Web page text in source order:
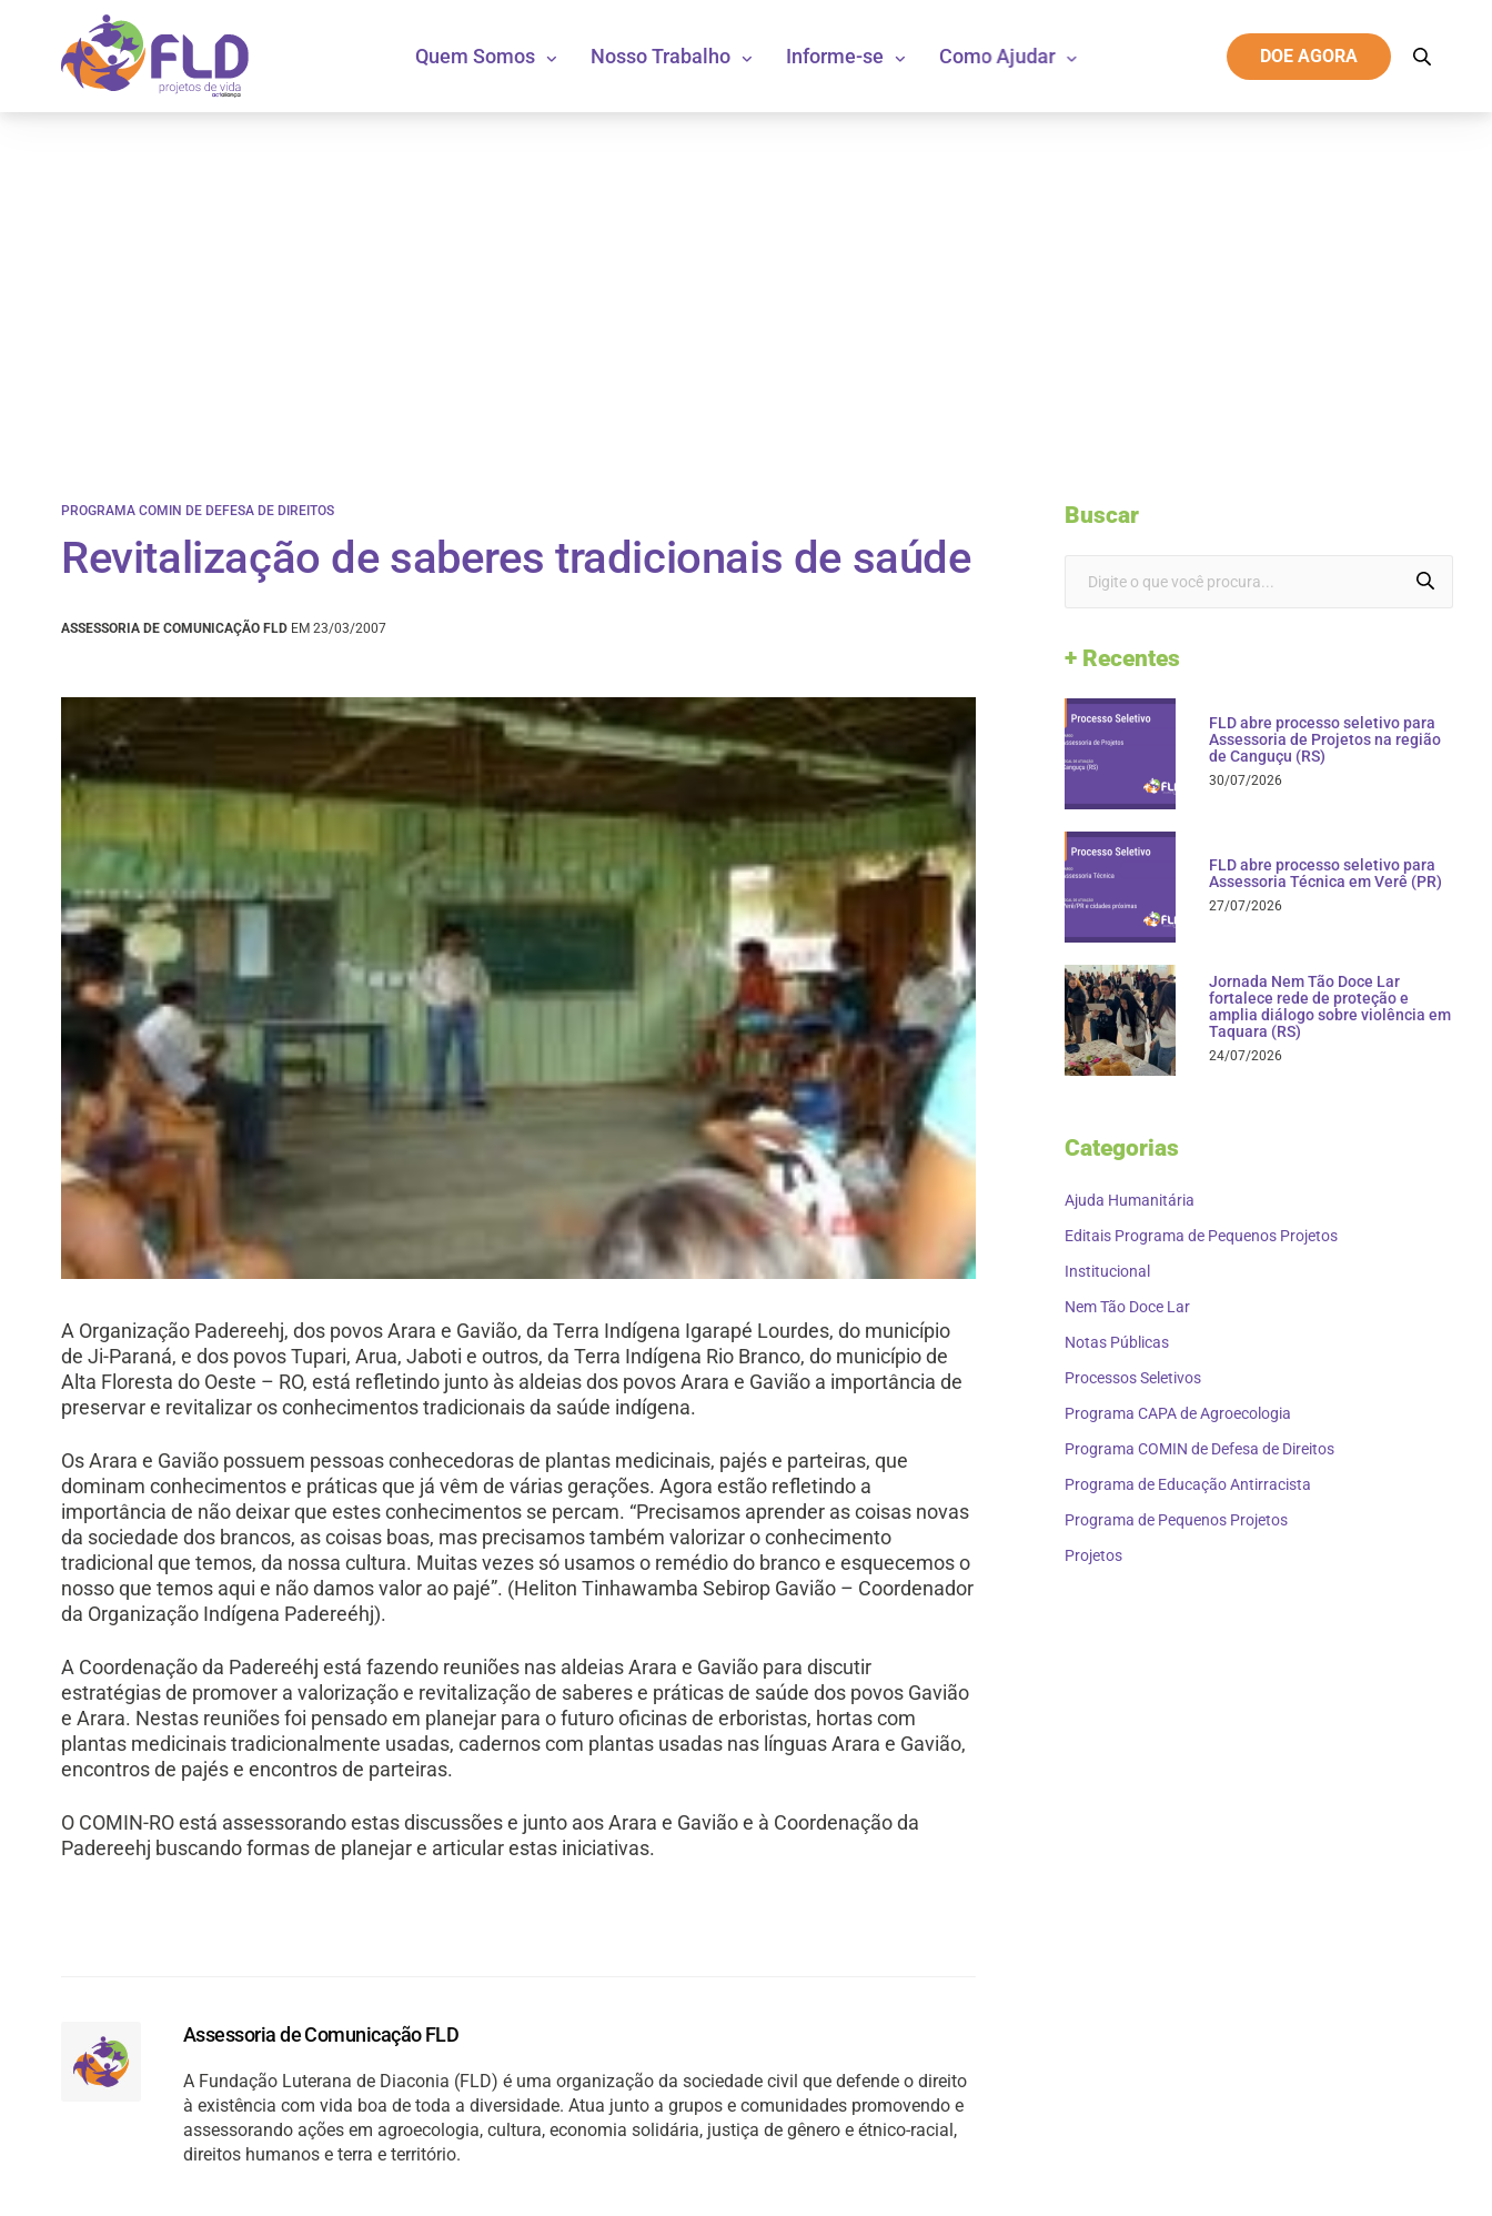
Quem Somos Nosso Trabalho Informe-se Como Ajudar DOE AGORA
PROGRAMA COMIN DE DEFESA DE DIREITOS
Revitalização de saberes tradicionais de saúde
ASSESSORIA DE COMUNICAÇÃO FLD EM 23/03/2007
A Organização Padereehj, dos povos Arara e Gavião, da Terra Indígena Igarapé Lourdes, do município
de Ji-Paraná, e dos povos Tupari, Arua, Jaboti e outros, da Terra Indígena Rio Branco, do município de
Alta Floresta do Oeste – RO, está refletindo junto às aldeias dos povos Arara e Gavião a importância de
preservar e revitalizar os conhecimentos tradicionais da saúde indígena.
Os Arara e Gavião possuem pessoas conhecedoras de plantas medicinais, pajés e parteiras, que
dominam conhecimentos e práticas que já vêm de várias gerações. Agora estão refletindo a
importância de não deixar que estes conhecimentos se percam. “Precisamos aprender as coisas novas
da sociedade dos brancos, as coisas boas, mas precisamos também valorizar o conhecimento
tradicional que temos, da nossa cultura. Muitas vezes só usamos o remédio do branco e esquecemos o
nosso que temos aqui e não damos valor ao pajé”. (Heliton Tinhawamba Sebirop Gavião – Coordenador
da Organização Indígena Padereéhj).
A Coordenação da Padereéhj está fazendo reuniões nas aldeias Arara e Gavião para discutir
estratégias de promover a valorização e revitalização de saberes e práticas de saúde dos povos Gavião
e Arara. Nestas reuniões foi pensado em planejar para o futuro oficinas de erboristas, hortas com
plantas medicinais tradicionalmente usadas, cadernos com plantas usadas nas línguas Arara e Gavião,
encontros de pajés e encontros de parteiras.
O COMIN-RO está assessorando estas discussões e junto aos Arara e Gavião e à Coordenação da
Padereehj buscando formas de planejar e articular estas iniciativas.
Assessoria de Comunicação FLD
A Fundação Luterana de Diaconia (FLD) é uma organização da sociedade civil que defende o direito
à existência com vida boa de toda a diversidade. Atua junto a grupos e comunidades promovendo e
assessorando ações em agroecologia, cultura, economia solidária, justiça de gênero e étnico-racial,
direitos humanos e terra e território.
Buscar
+ Recentes
FLD abre processo seletivo para
Assessoria de Projetos na região
de Canguçu (RS)
30/07/2026
FLD abre processo seletivo para
Assessoria Técnica em Verê (PR)
27/07/2026
Jornada Nem Tão Doce Lar
fortalece rede de proteção e
amplia diálogo sobre violência em
Taquara (RS)
24/07/2026
Categorias
Ajuda Humanitária
Editais Programa de Pequenos Projetos
Institucional
Nem Tão Doce Lar
Notas Públicas
Processos Seletivos
Programa CAPA de Agroecologia
Programa COMIN de Defesa de Direitos
Programa de Educação Antirracista
Programa de Pequenos Projetos
Projetos